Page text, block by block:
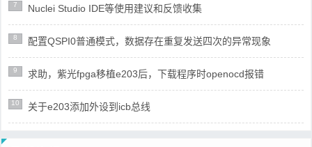
7 Nuclei Studio IDE等使用建议和反馈收集
8 配置QSPI0普通模式，数据存在重复发送四次的异常现象
9 求助，紫光fpga移植e203后，下载程序时openocd报错
10 关于e203添加外设到icb总线